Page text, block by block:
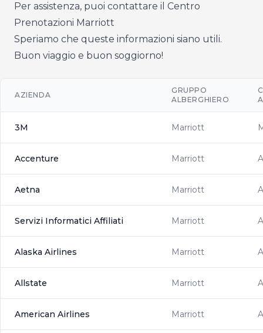
Per assistenza, puoi contattare il Centro
Prenotazioni Marriott
Speriamo che queste informazioni siano utili.
Buon viaggio e buon soggiorno!
AZIENDA
GRUPPO
ALBERGHIERO
3M Marriott
Accenture Marriott
Aetna Marriott
Servizi Informatici Affiliati Marriott
Alaska Airlines Marriott
Allstate Marriott
American Airlines Marriott